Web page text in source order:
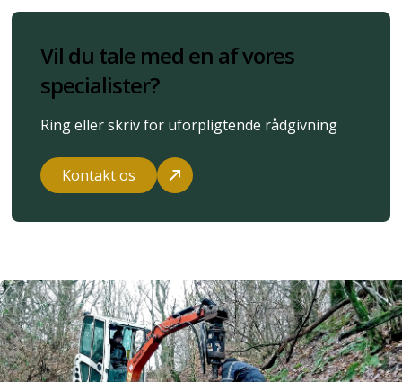
Vil du tale med en af vores
specialister?
Ring eller skriv for uforpligtende rådgivning
Kontakt os